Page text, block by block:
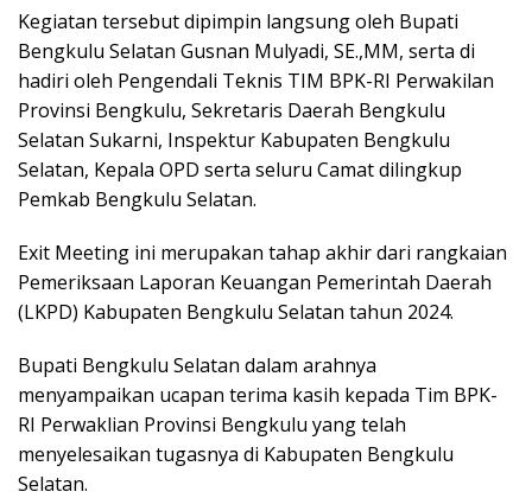
Kegiatan tersebut dipimpin langsung oleh Bupati
Bengkulu Selatan Gusnan Mulyadi, SE.,MM, serta di
hadiri oleh Pengendali Teknis TIM BPK-RI Perwakilan
Provinsi Bengkulu, Sekretaris Daerah Bengkulu
Selatan Sukarni, Inspektur Kabupaten Bengkulu
Selatan, Kepala OPD serta seluru Camat dilingkup
Pemkab Bengkulu Selatan.
Exit Meeting ini merupakan tahap akhir dari rangkaian
Pemeriksaan Laporan Keuangan Pemerintah Daerah
(LKPD) Kabupaten Bengkulu Selatan tahun 2024.
Bupati Bengkulu Selatan dalam arahnya
menyampaikan ucapan terima kasih kepada Tim BPK-
RI Perwaklian Provinsi Bengkulu yang telah
menyelesaikan tugasnya di Kabupaten Bengkulu
Selatan.